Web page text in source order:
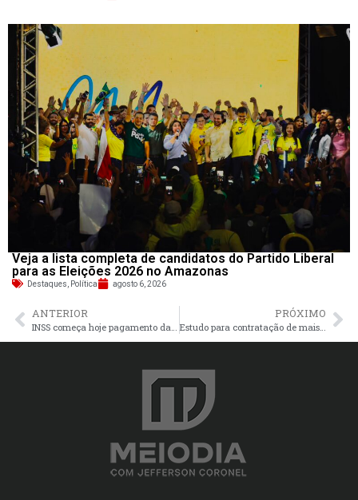
Veja a lista completa de candidatos do Partido Liberal
para as Eleições 2026 no Amazonas
Destaques Política agosto 6, 2026
ANTERIOR PRÓXIMO
Estudo para contratação de mais mil aprovados no concurso da PM é concluído